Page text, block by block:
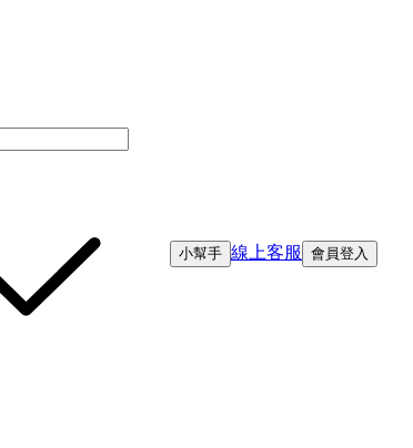
小幫手 線上客服 會員登入